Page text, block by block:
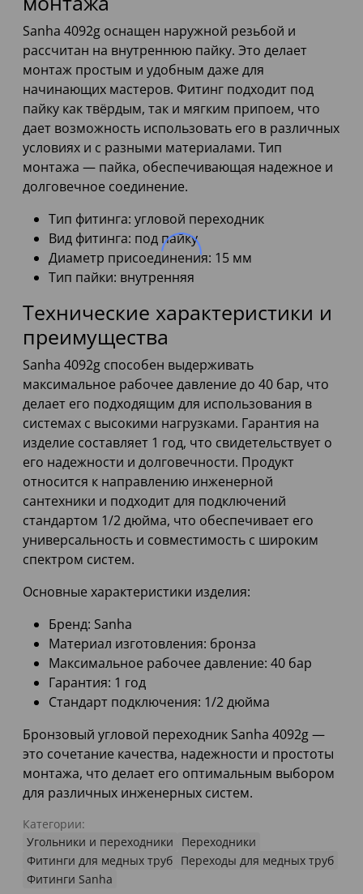
Sanha 4092g оснащен наружной резьбой и
рассчитан на внутреннюю пайку. Это делает
монтаж простым и удобным даже для
начинающих мастеров. Фитинг подходит под
пайку как твёрдым, так и мягким припоем, что
дает возможность использовать его в различных
условиях и с разными материалами. Тип
монтажа — пайка, обеспечивающая надежное и
долговечное соединение.
Тип фитинга: угловой переходник
Вид фитинга: под пайку
Диаметр присоединения: 15 мм
Тип пайки: внутренняя
Технические характеристики и
преимущества
Sanha 4092g способен выдерживать
максимальное рабочее давление до 40 бар, что
делает его подходящим для использования в
системах с высокими нагрузками. Гарантия на
изделие составляет 1 год, что свидетельствует о
его надежности и долговечности. Продукт
относится к направлению инженерной
сантехники и подходит для подключений
стандартом 1/2 дюйма, что обеспечивает его
универсальность и совместимость с широким
спектром систем.
Основные характеристики изделия:
Бренд: Sanha
Материал изготовления: бронза
Максимальное рабочее давление: 40 бар
Гарантия: 1 год
Стандарт подключения: 1/2 дюйма
Бронзовый угловой переходник Sanha 4092g —
это сочетание качества, надежности и простоты
монтажа, что делает его оптимальным выбором
для различных инженерных систем.
Категории:
Угольники и переходники
Переходники
Фитинги для медных труб Переходы для медных труб
Фитинги Sanha